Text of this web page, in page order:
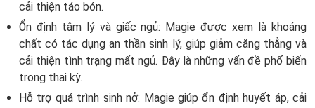
cải thiện táo bón.
Ổn định tâm lý và giấc ngủ: Magie được xem là khoáng
chất có tác dụng an thần sinh lý, giúp giảm căng thẳng và
cải thiện tình trạng mất ngủ. Đây là những vấn đề phổ biến
trong thai kỳ.
Hỗ trợ quá trình sinh nở: Magie giúp ổn định huyết áp, cải